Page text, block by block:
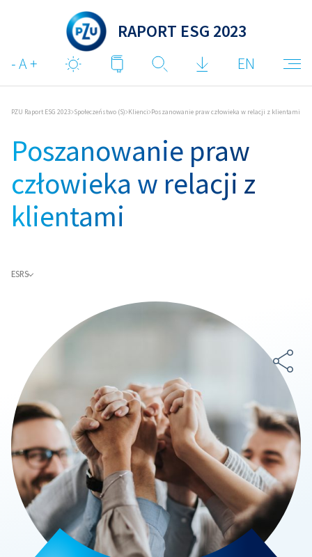
RAPORT ESG 2023
EN
PZU Raport ESG 2023 Społeczeństwo (S) Klienci Poszanowanie praw człowieka w relacji z klientami
Poszanowanie praw
człowieka w relacji z
klientami
ESRS